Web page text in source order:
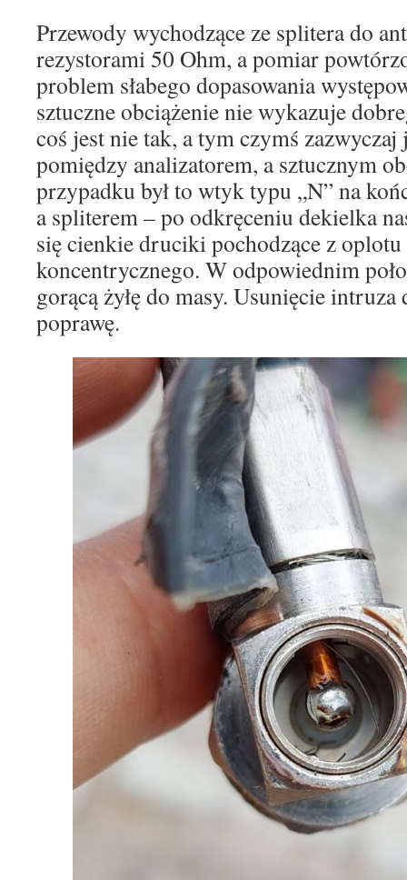
Przewody wychodzące ze splitera do
rezystorami 50 Ohm, a pomiar
problem słabego dopasowania
sztuczne obciążenie nie wykazuje
coś jest nie tak, a tym czymś zazwyczaj
pomiędzy analizatorem, a sztucznym
przypadku był to wtyk typu „N” na
a spliterem – po odkręceniu dekielka
się cienkie druciki pochodzące z
koncentrycznego. W odpowiednim
gorącą żyłę do masy. Usunięcie intruza
poprawę.